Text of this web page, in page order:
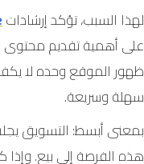
لهذا السبب، تؤكد إرشادات
على أهمية تقديم محتوى
ظهور الموقع وحده لا
سهلة وسريعة.
بمعنى أبسط: التسويق
هذه الفرصة إلى بيع. وإذا